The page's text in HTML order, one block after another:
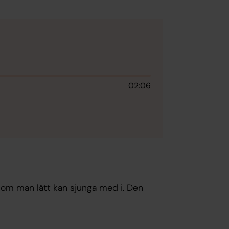
02:06
man lätt kan sjunga med i. Den